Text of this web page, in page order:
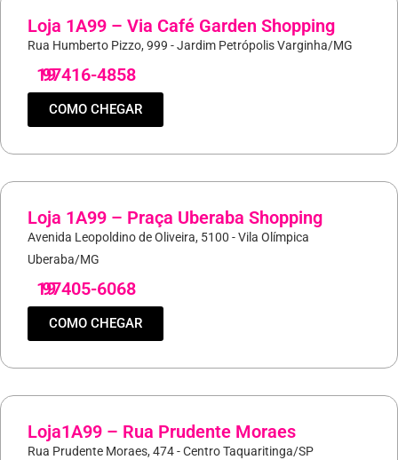
Loja 1A99 – Via Café Garden Shopping
Rua Humberto Pizzo, 999 - Jardim Petrópolis Varginha/MG
19
97416-4858
COMO CHEGAR
Loja 1A99 – Praça Uberaba Shopping
Avenida Leopoldino de Oliveira, 5100 - Vila Olímpica
Uberaba/MG
19
97405-6068
COMO CHEGAR
Loja1A99 – Rua Prudente Moraes
Rua Prudente Moraes, 474 - Centro Taquaritinga/SP